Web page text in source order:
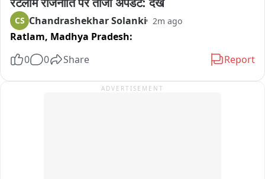
रटला́म राजनीति पर ताजा अपडेट: देखें
CS Chandrashekhar Solanki 2m ago
Ratlam, Madhya Pradesh:
0
0 Share Report
ADVERTISEMENT